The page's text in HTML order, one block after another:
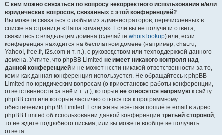
С кем можно связаться по вопросу некорректного использования и/или
юридических вопросов, связанных с этой конференцией?
Вы можете связаться с любым из администраторов, перечисленных в
списке на странице «Наша команда». Если вы не получили ответа,
свяжитесь с владельцем домена (сделайте whois lookup) или, если
конференция находится на бесплатном домене (например, chat.ru,
Yahoo!, free.fr, f2s.com и т. п.), с руководством или техподдержкой данного
домена. Учтите, что phpBB Limited не имеет никакого контроля над
данной конференцией и не может нести никакой ответственности за то,
кем и как данная конференция используется. Не обращайтесь к phpBB
Limited по юридическим вопросам (о приостановке работы конференции,
ответственности за неё и т. д.), которые не относятся напрямую к сайту
phpBB.com или которые частично относятся к программному
обеспечению phpBB Limited. Если же вы всё-таки пошлёте email в адрес
phpBB Limited об использовании данной конференции третьей стороной
то не ждите подробного письма, или вы можете вообще не получить
ответа.